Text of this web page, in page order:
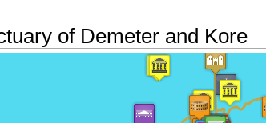
of Demeter and Kore